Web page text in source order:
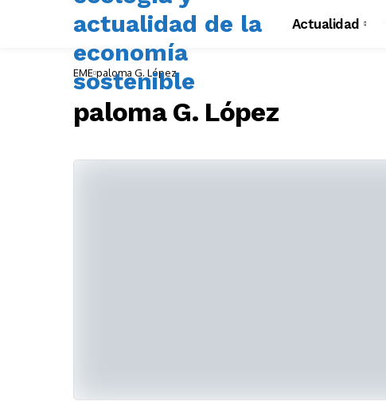
Actualidad
EME paloma G. López
paloma G. López